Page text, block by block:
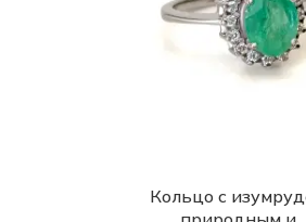
Кольцо с